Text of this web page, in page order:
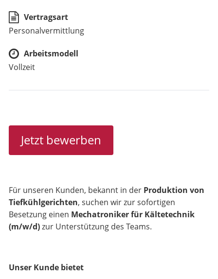
Vertragsart
Personalvermittlung
Arbeitsmodell
Vollzeit
Jetzt bewerben
Für unseren Kunden, bekannt in der Produktion von
Tiefkühlgerichten, suchen wir zur sofortigen
Besetzung einen Mechatroniker für Kältetechnik
(m/w/d)zur Unterstützung des Teams.
Unser Kunde bietet